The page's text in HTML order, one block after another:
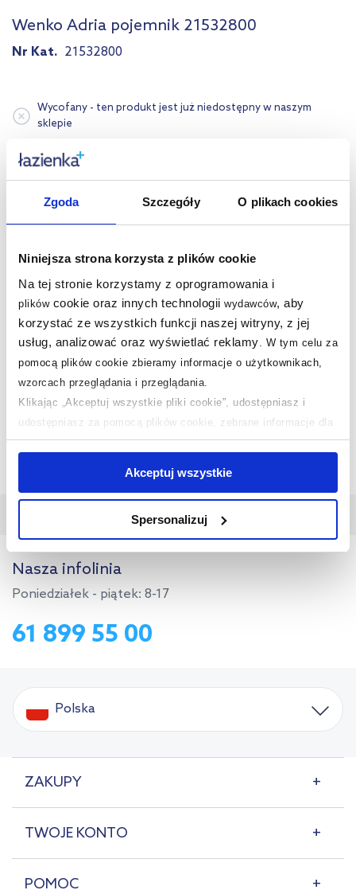
Zgoda Szczegóły O plikach cookies
Niniejsza strona korzysta z plików cookie
Na tej stronie korzystamy z oprogramowania i
plikówcookie oraz innych technologii wydawców, aby
korzystać ze wszystkich funkcji naszej witryny, z jej
usług, analizować oraz wyświetlać reklamy
W tym celu za
pomocą plików cookie zbieramy informacje o użytkownikach,
wzorcach przeglądania i przeglądania.
Klikając „Akceptuj wszystkie pliki cookie”, udostępniasz i
udostępniasz za pomocą plików cookie, zebrane informacje dla
użytkowników zewnętrznych, a także nasi partnerzy reklamowi.
jednak, że zablokowane niektóre pliki cookie mogą mieć wpływ
na sposób dostarczania treści niedostosowanych do potrzeb
Aby uzyskać więcej informacji na temat plików plików cookie,
informacji na temat plików cookie i tego, dlaczego ich przepisy,
Akceptuj wszystkie
Spersonalizuj
Wenko Adria pojemnik 21532800
Nr Kat. 21532800
Wycofany - ten produkt jest już niedostępny w naszym
sklepie
Nasze nagrody WSZYSTKIE
Sklep z wyposażeniem łazieneknr 1 w Polsce!
w 1986 miastach!
Nasza infolinia
Poniedziałek - piątek: 8-17
61 899 55 00
Polska
ZAKUPY
TWOJE KONTO
POMOC